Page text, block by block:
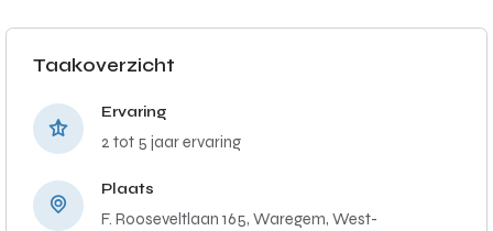
Taakoverzicht
Ervaring
2 tot 5 jaar ervaring
Plaats
F. Rooseveltlaan 165, Waregem, West-